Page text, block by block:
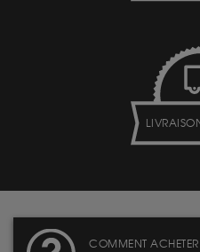
COMMENT ACHETER